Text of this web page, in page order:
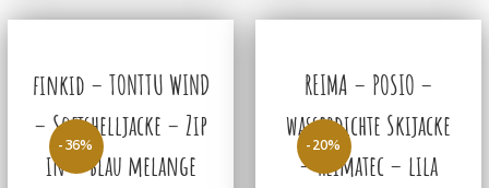
-36%
finkid – TONTTU WIND
– Softshelljacke – Zip
in – blau melange
-20%
REIMA – POSIO –
wasserdichte Skijacke
– Reimatec – lila